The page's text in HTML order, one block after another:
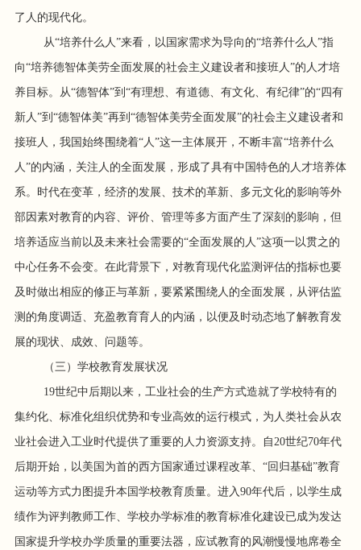
了人的现代化。
从“培养什么人”来看，以国家需求为导向的“培养什么人”指
向“培养德智体美劳全面发展的社会主义建设者和接班人”的人才培
养目标。从“德智体”到“有理想、有道德、有文化、有纪律”的“四有
新人”到“德智体美”再到“德智体美劳全面发展”的社会主义建设者和
接班人，我国始终围绕着“人”这一主体展开，不断丰富“培养什么
人”的内涵，关注人的全面发展，形成了具有中国特色的人才培养体
系。时代在变革，经济的发展、技术的革新、多元文化的影响等外
部因素对教育的内容、评价、管理等多方面产生了深刻的影响，但
培养适应当前以及未来社会需要的“全面发展的人”这项一以贯之的
中心任务不会变。在此背景下，对教育现代化监测评估的指标也要
及时做出相应的修正与革新，要紧紧围绕人的全面发展，从评估监
测的角度调适、充盈教育育人的内涵，以便及时动态地了解教育发
展的现状、成效、问题等。
（三）学校教育发展状况
19世纪中后期以来，工业社会的生产方式造就了学校特有的
集约化、标准化组织优势和专业高效的运行模式，为人类社会从农
业社会进入工业时代提供了重要的人力资源支持。自20世纪70年代
后期开始，以美国为首的西方国家通过课程改革、“回归基础”教育
运动等方式力图提升本国学校教育质量。进入90年代后，以学生成
绩作为评判教师工作、学校办学标准的教育标准化建设已成为发达
国家提升学校办学质量的重要法器，应试教育的风潮慢慢地席卷全